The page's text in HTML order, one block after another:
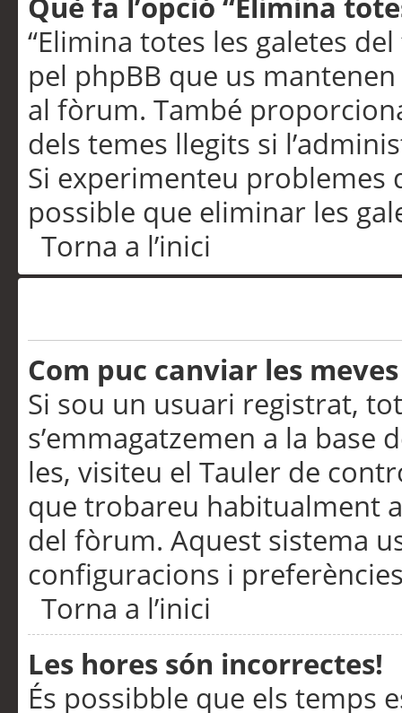
“Elimina totes les galetes
pel phpBB que us
al fòrum. També
dels temes llegits si
Si experimenteu problemes
possible que eliminar les
Torna a l’inici
Com puc canviar les
Si sou un usuari registrat,
s’emmagatzemen a la
les, visiteu el Tauler de
que trobareu habitualment
del fòrum. Aquest sistema
configuracions i
Torna a l’inici
Les hores són incorrectes!
És possibble que els temps